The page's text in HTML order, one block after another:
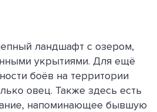
ландшафт с озером,
укрытиями. Для ещё
боёв на территории
овец. Также здесь есть
напоминающее бывшую